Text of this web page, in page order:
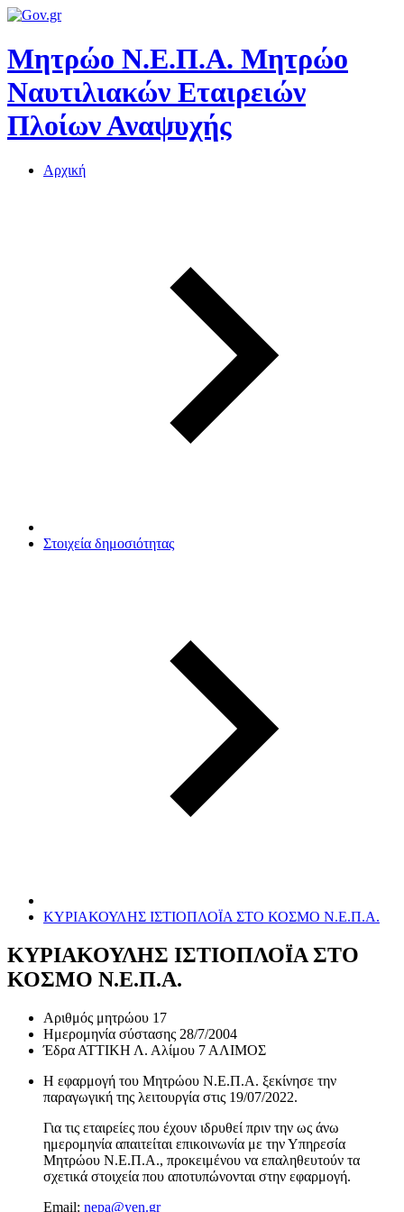
Μητρώο Ν.Ε.Π.Α. Μητρώο
Ναυτιλιακών Εταιρειών
Πλοίων Αναψυχής
Αρχική
Στοιχεία δημοσιότητας
ΚΥΡΙΑΚΟΥΛΗΣ ΙΣΤΙΟΠΛΟΪΑ ΣΤΟ ΚΟΣΜΟ Ν.Ε.Π.Α.
ΚΥΡΙΑΚΟΥΛΗΣ ΙΣΤΙΟΠΛΟΪΑ ΣΤΟ
ΚΟΣΜΟ Ν.Ε.Π.Α.
Αριθμός μητρώου 17
Ημερομηνία σύστασης 28/7/2004
Έδρα ΑΤΤΙΚΗ Λ. Αλίμου 7 ΑΛΙΜΟΣ
Η εφαρμογή του Μητρώου Ν.Ε.Π.Α. ξεκίνησε την
παραγωγική της λειτουργία στις 19/07/2022.
Για τις εταιρείες που έχουν ιδρυθεί πριν την ως άνω
ημερομηνία απαιτείται επικοινωνία με την Υπηρεσία
Μητρώου Ν.Ε.Π.Α., προκειμένου να επαληθευτούν τα
σχετικά στοιχεία που αποτυπώνονται στην εφαρμογή.
Email: nepa@yen.gr